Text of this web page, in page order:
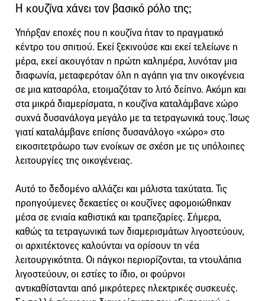
Η κουζίνα χάνει τον βασικό ρόλο της;
Υπήρξαν εποχές που η κουζίνα ήταν το πραγματικό
κέντρο του σπιτιού. Εκεί ξεκινούσε και εκεί τελείωνε η
μέρα, εκεί ακουγόταν η πρώτη καλημέρα, λυνόταν μια
διαφωνία, μεταφερόταν όλη η αγάπη για την οικογένεια
σε μια κατσαρόλα, ετοιμαζόταν το λιτό δείπνο. Ακόμη και
στα μικρά διαμερίσματα, η κουζίνα καταλάμβανε χώρο
συχνά δυσανάλογα μεγάλο με τα τετραγωνικά τους. Ίσως
γιατί καταλάμβανε επίσης δυσανάλογο «χώρο» στο
εικοσιτετράωρο των ενοίκων σε σχέση με τις υπόλοιπες
λειτουργίες της οικογένειας.
Αυτό το δεδομένο αλλάζει και μάλιστα ταχύτατα. Τις
προηγούμενες δεκαετίες οι κουζίνες αφομοιώθηκαν
μέσα σε ενιαία καθιστικά και τραπεζαρίες. Σήμερα,
καθώς τα τετραγωνικά των διαμερισμάτων λιγοστεύουν,
οι αρχιτέκτονες καλούνται να ορίσουν τη νέα
λειτουργικότητα. Οι πάγκοι περιορίζονται, τα ντουλάπια
λιγοστεύουν, οι εστίες το ίδιο, οι φούρνοι
αντικαθίστανται από μικρότερες ηλεκτρικές συσκευές.